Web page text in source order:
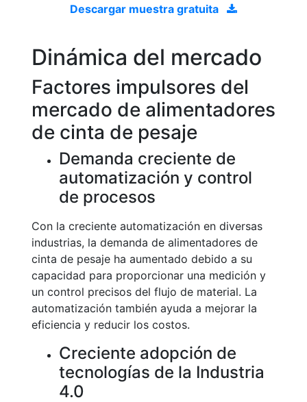
Descargar muestra gratuita
Dinámica del mercado
Factores impulsores del
mercado de alimentadores
de cinta de pesaje
Demanda creciente de
automatización y control
de procesos
Con la creciente automatización en diversas
industrias, la demanda de alimentadores de
cinta de pesaje ha aumentado debido a su
capacidad para proporcionar una medición y
un control precisos del flujo de material. La
automatización también ayuda a mejorar la
eficiencia y reducir los costos.
Creciente adopción de
tecnologías de la Industria
4.0